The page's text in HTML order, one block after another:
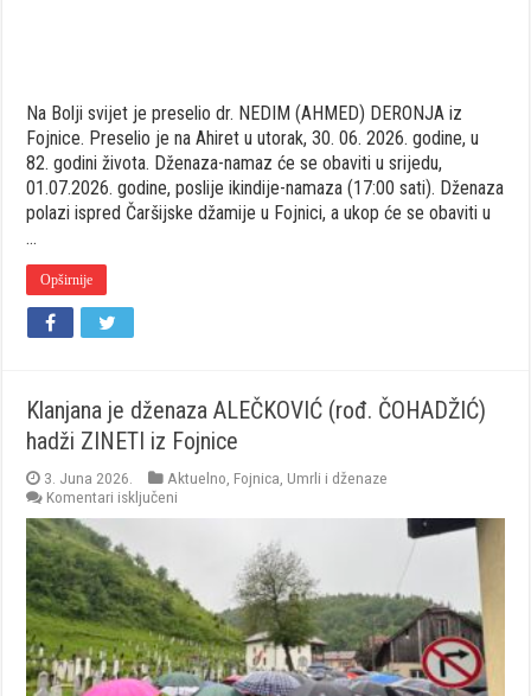
Na Bolji svijet je preselio dr. NEDIM (AHMED) DERONJA iz
Fojnice. Preselio je na Ahiret u utorak, 30. 06. 2026. godine, u
82. godini života. Dženaza-namaz će se obaviti u srijedu,
01.07.2026. godine, poslije ikindije-namaza (17:00 sati). Dženaza
polazi ispred Čaršijske džamije u Fojnici, a ukop će se obaviti u
…
Opširnije
Klanjana je dženaza ALEČKOVIĆ (rođ. ČOHADŽIĆ)
hadži ZINETI iz Fojnice
3. Juna 2026. Aktuelno Fojnica Umrli i dženaze
Komentari isključeni
Klanjana
ALEČKOVIĆ
(rođ.
ČOHADŽIĆ)
hadži
ZINETI
iz
Fojnice